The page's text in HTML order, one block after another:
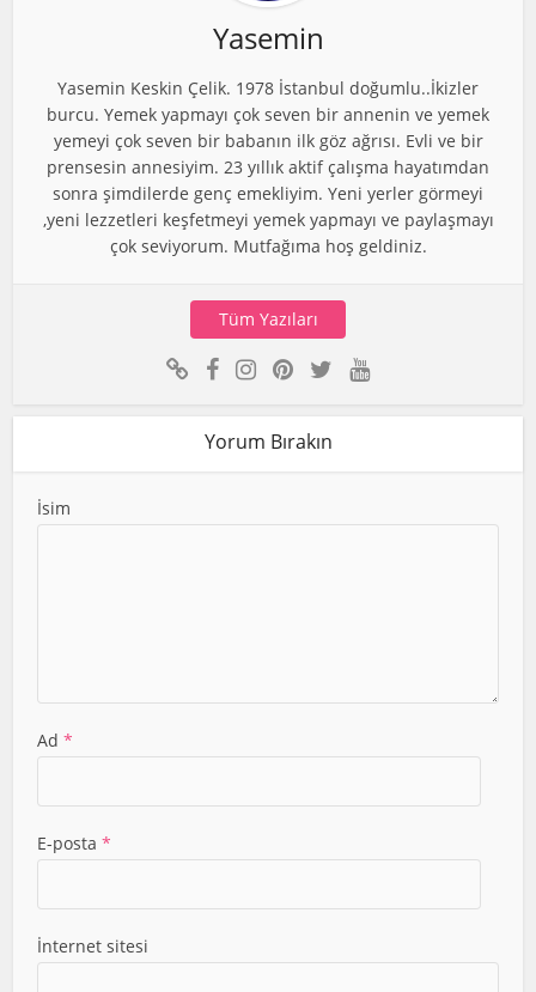
Yasemin
Yasemin Keskin Çelik. 1978 İstanbul doğumlu..İkizler
burcu. Yemek yapmayı çok seven bir annenin ve yemek
yemeyi çok seven bir babanın ilk göz ağrısı. Evli ve bir
prensesin annesiyim. 23 yıllık aktif çalışma hayatımdan
sonra şimdilerde genç emekliyim. Yeni yerler görmeyi
,yeni lezzetleri keşfetmeyi yemek yapmayı ve paylaşmayı
çok seviyorum. Mutfağıma hoş geldiniz.
Tüm Yazıları
Yorum Bırakın
İsim
Ad*
E-posta*
İnternet sitesi